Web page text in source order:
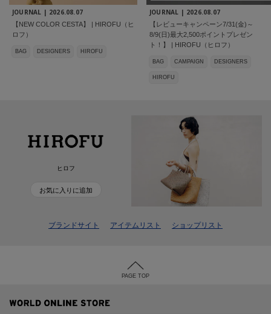
JOURNAL | 2026.08.07
【NEW COLOR CESTA】 | HIROFU（ヒ
ロフ）
BAG DESIGNERS HIROFU
JOURNAL | 2026.08.07
【レビューキャンペーン7/31(金)～
8/9(日)最大2,500ポイントプレゼン
ト！】 | HIROFU（ヒロフ）
BAG CAMPAIGN DESIGNERS
HIROFU
ヒロフ
お気に入りに追加
ブランドサイト アイテムリスト ショップリスト
PAGE TOP